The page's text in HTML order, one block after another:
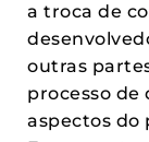
a troca de
outras
processo de
aspectos do